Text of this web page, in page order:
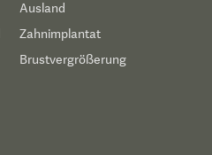
Ausland
Zahnimplantat
Brustvergrößerung